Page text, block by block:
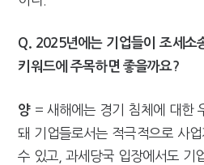
Q. 2025년에는 기업들이 조세소
키워드에 주목하면 좋을까요?
양= 새해에는 경기 침체에 대한
돼 기업들로서는 적극적으로 사
수 있고, 과세당국 입장에서도 기